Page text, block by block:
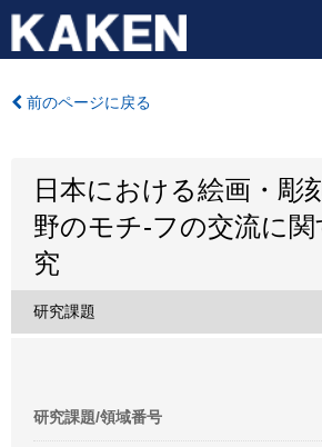
前のページに戻る
日本における絵画・彫
野のモチ-フの交流に
究
研究課題
研究課題/領域番号